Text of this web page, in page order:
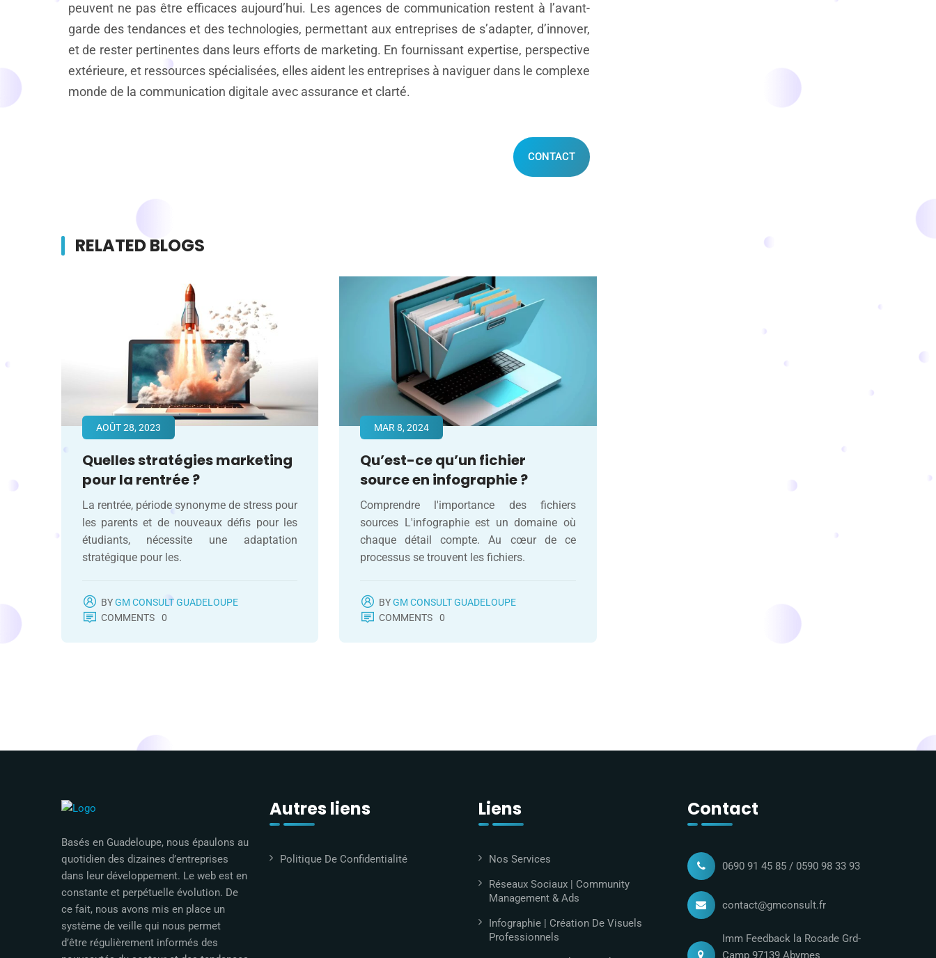
peuvent ne pas être efficaces aujourd’hui. Les agences de communication restent à l’avant-
garde des tendances et des technologies, permettant aux entreprises de s’adapter, d’innover,
et de rester pertinentes dans leurs efforts de marketing. En fournissant expertise, perspective
extérieure, et ressources spécialisées, elles aident les entreprises à naviguer dans le complexe
monde de la communication digitale avec assurance et clarté.
CONTACT
RELATED BLOGS
Quelles stratégies marketing
pour la rentrée ?
La rentrée, période synonyme de stress pour
les parents et de nouveaux défis pour les
étudiants, nécessite une adaptation
stratégique pour les.
AOÛT 28, 2023
BY GM CONSULT GUADELOUPE
COMMENTS
0
Qu’est-ce qu’un fichier
source en infographie ?
Comprendre l'importance des fichiers
sources L'infographie est un domaine où
chaque détail compte. Au cœur de ce
processus se trouvent les fichiers.
MAR 8, 2024
BYGM CONSULT GUADELOUPE
COMMENTS
0
Basés en Guadeloupe, nous épaulons au
quotidien des dizaines d’entreprises
dans leur développement. Le web est en
constante et perpétuelle évolution. De
ce fait, nous avons mis en place un
système de veille qui nous permet
d’être régulièrement informés des
Autres liens
Politique De Confidentialité
Liens
Nos Services
Réseaux Sociaux | Community
Management & Ads
Infographie | Création De Visuels
Professionnels
Contact
0690 91 45 85 / 0590 98 33 93
contact@gmconsult.fr
Imm Feedback la Rocade Grd-
Camp 97139 Abymes